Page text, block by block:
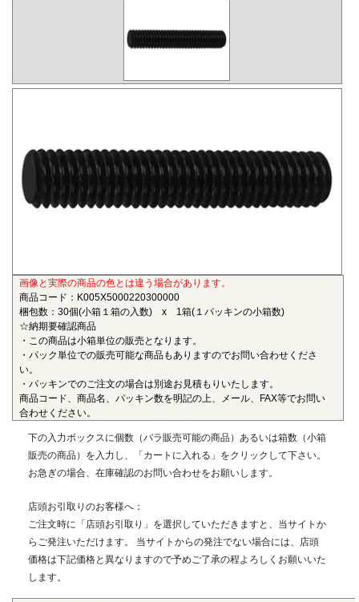
どをバランスよく備え、かつ透明で自己消火性を示すことか
ら、電気・電子分野から自動車、医療分野にいたるまで、幅
■ポリフェニレンサルファイド(PPS)
す。優れた耐熱性を有し、高温度雰囲気中で長時間使用して
も物性劣化はほとんどありません。また、耐薬品性、機械的
特性、電気的特性、および寸法安定性にも優れ、電気・電子
部品、自動車部品、化学機械部品などに用いられています。
ポリアミドMXD6をベースポリマーとし、ガラス繊維50%で
強化した結晶性のエンジニアリングプラスチックです。エン
プラの中で最も大きい強度・弾性率を有し、耐油性や耐熱性
にも優れることから、金属の代替材料として自動車等輸送機
部品、一般機械、精密機械部品、電気・電子機器部品、土木
建築用部材などの用いられています。
■ポリエーテルエーテルケトン(PEEK)
半結晶性の最高級性能を有するスーパーエンジニアリング
プラスチックです。エンプラのなかでも最高レベルの耐薬品
す。また、耐熱性、耐摩耗性、耐燃性、耐加水分解性にも優
れ、OA機器分野、自動車分野、ICウェハキャリア、LCD製造
用治具などで用いられています。PEEKはVictrex plcの日本に
おける登録商標です。
■ポリプロピレン(PP)
画像と実際の商品の色とは違う場合があります。
商品コード：K005X5000220300000
梱包数：30個(小箱１箱の入数) x 1箱(１パッキンの小箱数)
☆納期要確認商品
・この商品は小箱単位の販売となります。
・パック単位での販売可能な商品もありますのでお問い合わせくださ
い。
・パッキンでのご注文の場合は別途お見積もりいたします。
商品コード、商品名、パッキン数を明記の上、メール、FAX等でお問い
合わせください。
下の入力ボックスに個数（バラ販売可能の商品）あるいは箱数（小箱
販売の商品）を入力し、「カートに入れる」をクリックして下さい。
お急ぎの場合、在庫確認のお問い合わせをお願いします。
店頭お引取りのお客様へ：
ご注文時に「店頭お引取り」を選択していただきますと、当サイトか
らご発注いただけます。 当サイトからの発注でない場合には、店頭
価格は下記価格と異なりますので予めご了承の程よろしくお願いいた
します。